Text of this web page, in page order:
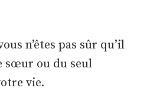
n’êtes pas sûr qu’il
sœur ou du seul
vie.